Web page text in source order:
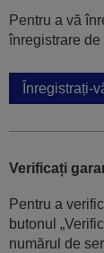
Pentru a vă
înregistrare de
Înregistrați-
Verificați
Pentru a
butonul
numărul de